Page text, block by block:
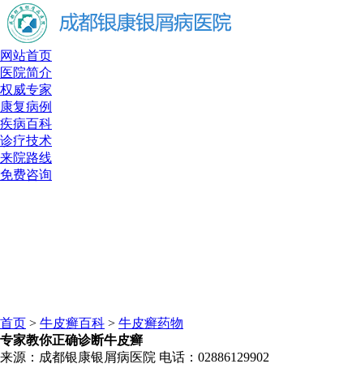
网站首页
医院简介
权威专家
康复病例
疾病百科
诊疗技术
来院路线
免费咨询
首页 > 牛皮癣百科 > 牛皮癣药物
专家教你正确诊断牛皮癣
来源：成都银康银屑病医院 电话：02886129902